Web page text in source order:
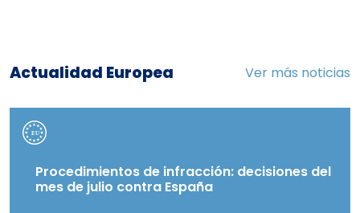
Actualidad Europea Ver más noticias
Procedimientos de infracción: decisiones del
mes de julio contra España